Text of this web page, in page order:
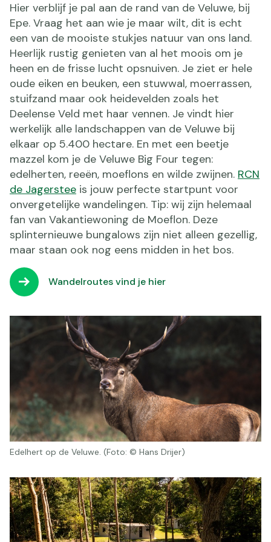
Hier verblijf je pal aan de rand van de Veluwe, bij
Epe. Vraag het aan wie je maar wilt, dit is echt
een van de mooiste stukjes natuur van ons land.
Heerlijk rustig genieten van al het moois om je
heen en de frisse lucht opsnuiven. Je ziet er hele
oude eiken en beuken, een stuwwal, moerrassen,
stuifzand maar ook heidevelden zoals het
Deelense Veld met haar vennen. Je vindt hier
werkelijk alle landschappen van de Veluwe bij
elkaar op 5.400 hectare. En met een beetje
mazzel kom je de Veluwe Big Four tegen:
edelherten, reeën, moeflons en wilde zwijnen. RCN
de Jagerstee is jouw perfecte startpunt voor
onvergetelijke wandelingen. Tip: wij zijn helemaal
fan van Vakantiewoning de Moeflon. Deze
splinternieuwe bungalows zijn niet alleen gezellig,
maar staan ook nog eens midden in het bos.
Wandelroutes vind je hier
Edelhert op de Veluwe. (Foto: © Hans Drijer)